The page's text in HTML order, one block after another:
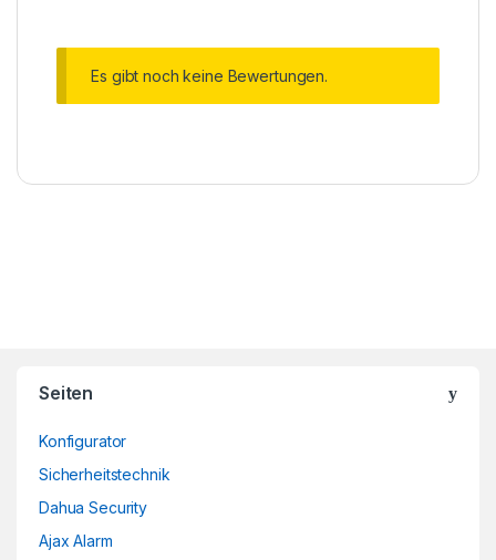
Es gibt noch keine Bewertungen.
Seiten
Konfigurator
Sicherheitstechnik
Dahua Security
Ajax Alarm